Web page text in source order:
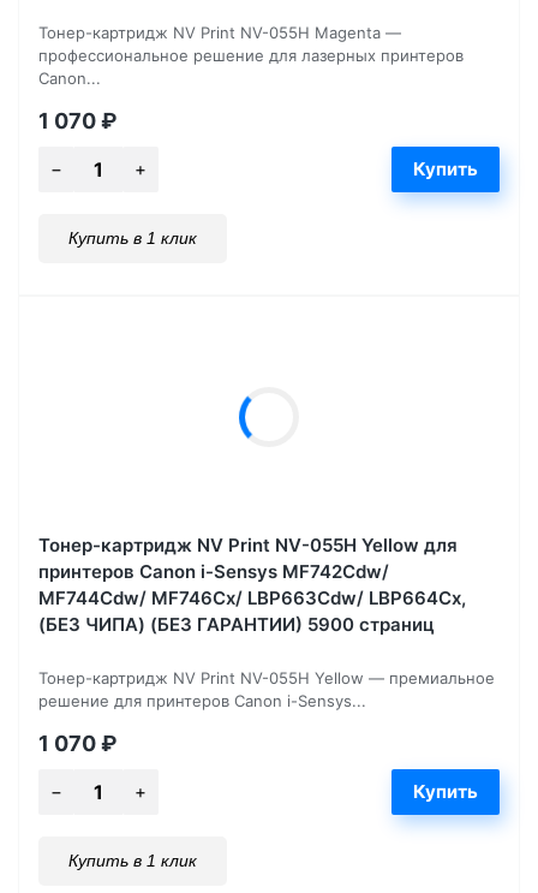
Тонер-картридж NV Print NV-055H Magenta —
профессиональное решение для лазерных принтеров
Canon...
1 070₽
Купить в 1 клик
Тонер-картридж NV Print NV-055H Yellow для
принтеров Canon i-Sensys MF742Cdw/
MF744Cdw/ MF746Cx/ LBP663Cdw/ LBP664Cx,
(БЕЗ ЧИПА) (БЕЗ ГАРАНТИИ) 5900 страниц
Тонер-картридж NV Print NV-055H Yellow — премиальное
решение для принтеров Canon i-Sensys...
1 070₽
Купить в 1 клик